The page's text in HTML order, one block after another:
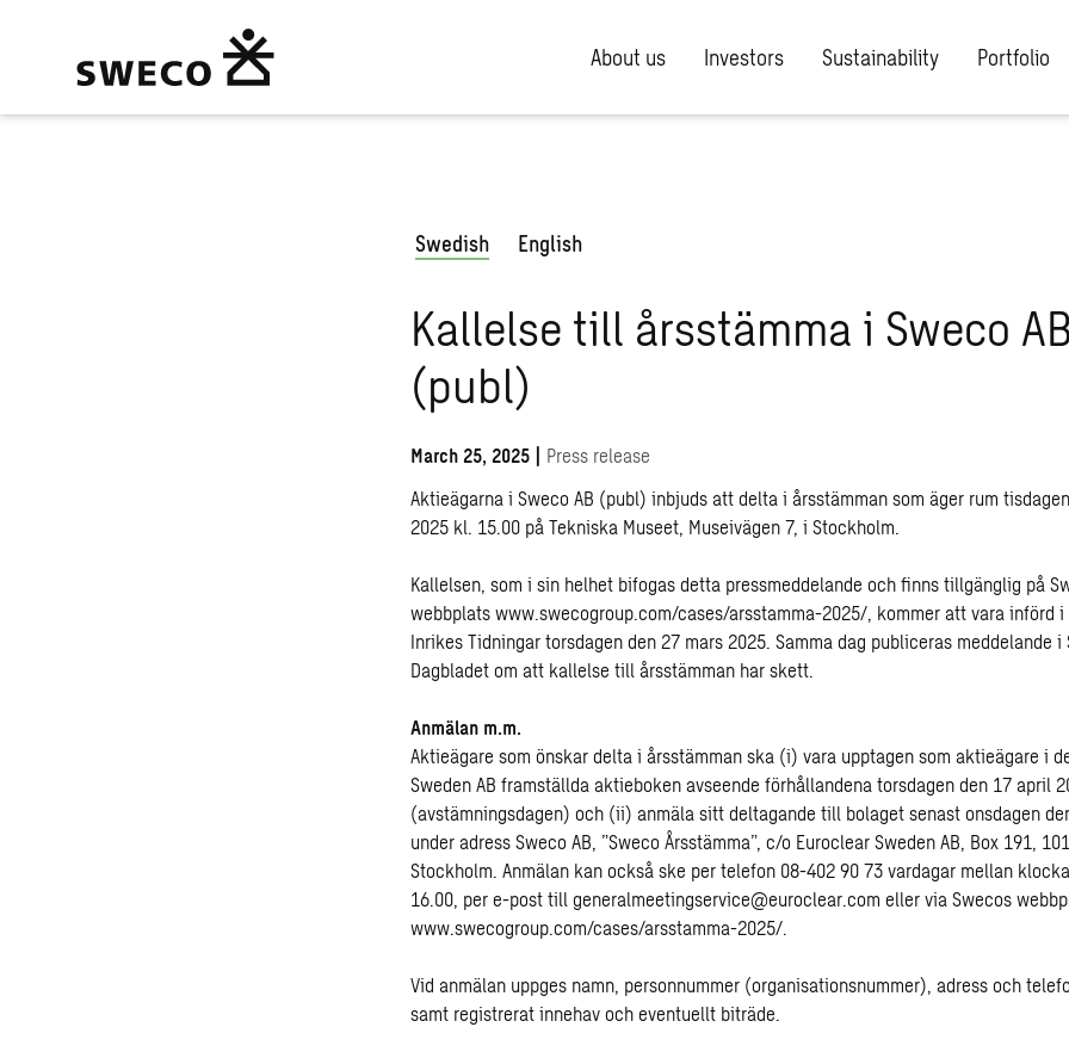
About us Investors Sustainability Portfolio
Swedish English
Kallelse till årsstämma i Sweco AB
(publ)
March 25, 2025 | Press release
Aktieägarna i Sweco AB (publ) inbjuds att delta i årsstämman som äger rum
2025 kl. 15.00 på Tekniska Museet, Museivägen 7, i Stockholm.
Kallelsen, som i sin helhet bifogas detta pressmeddelande och finns tillgänglig på
webbplats www.swecogroup.com/cases/arsstamma-2025/, kommer att vara införd i
Inrikes Tidningar torsdagen den 27 mars 2025. Samma dag publiceras meddelande i
Dagbladet om att kallelse till årsstämman har skett.
Anmälan m.m.
Aktieägare som önskar delta i årsstämman ska (i) vara upptagen som aktieägare i
Sweden AB framställda aktieboken avseende förhållandena torsdagen den 17 april
(avstämningsdagen) och (ii) anmäla sitt deltagande till bolaget senast onsdagen
under adress Sweco AB, ”Sweco Årsstämma”, c/o Euroclear Sweden AB, Box 191,
Stockholm. Anmälan kan också ske per telefon 08-402 90 73 vardagar mellan
16.00, per e-post till generalmeetingservice@euroclear.com eller via Swecos
www.swecogroup.com/cases/arsstamma-2025/.
Vid anmälan uppges namn, personnummer (organisationsnummer), adress och
samt registrerat innehav och eventuellt biträde.